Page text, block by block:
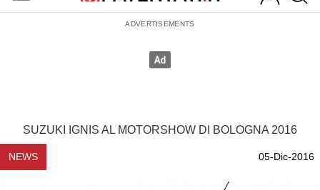
SUZUKI IGNIS AL MOTORSHOW DI BOLOGNA 2016
NEWS 05-Dic-2016